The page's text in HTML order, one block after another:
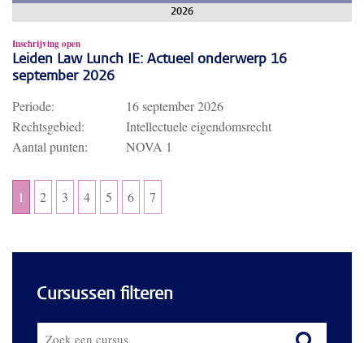
2026
Inschrijving open
Leiden Law Lunch IE: Actueel onderwerp 16
september 2026
Periode:
16 september 2026
Rechtsgebied:
Intellectuele eigendomsrecht
Aantal punten:
NOVA 1
1 2 3 4 5 6 7
Cursussen filteren